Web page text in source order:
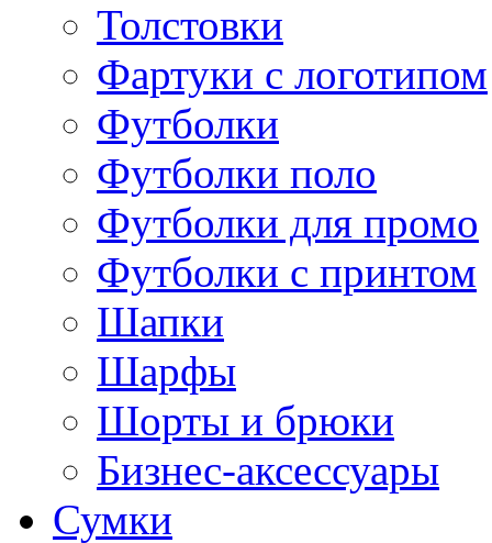
Толстовки
Фартуки с логотипом
Футболки
Футболки поло
Футболки для промо
Футболки с принтом
Шапки
Шарфы
Шорты и брюки
Бизнес-аксессуары
Сумки